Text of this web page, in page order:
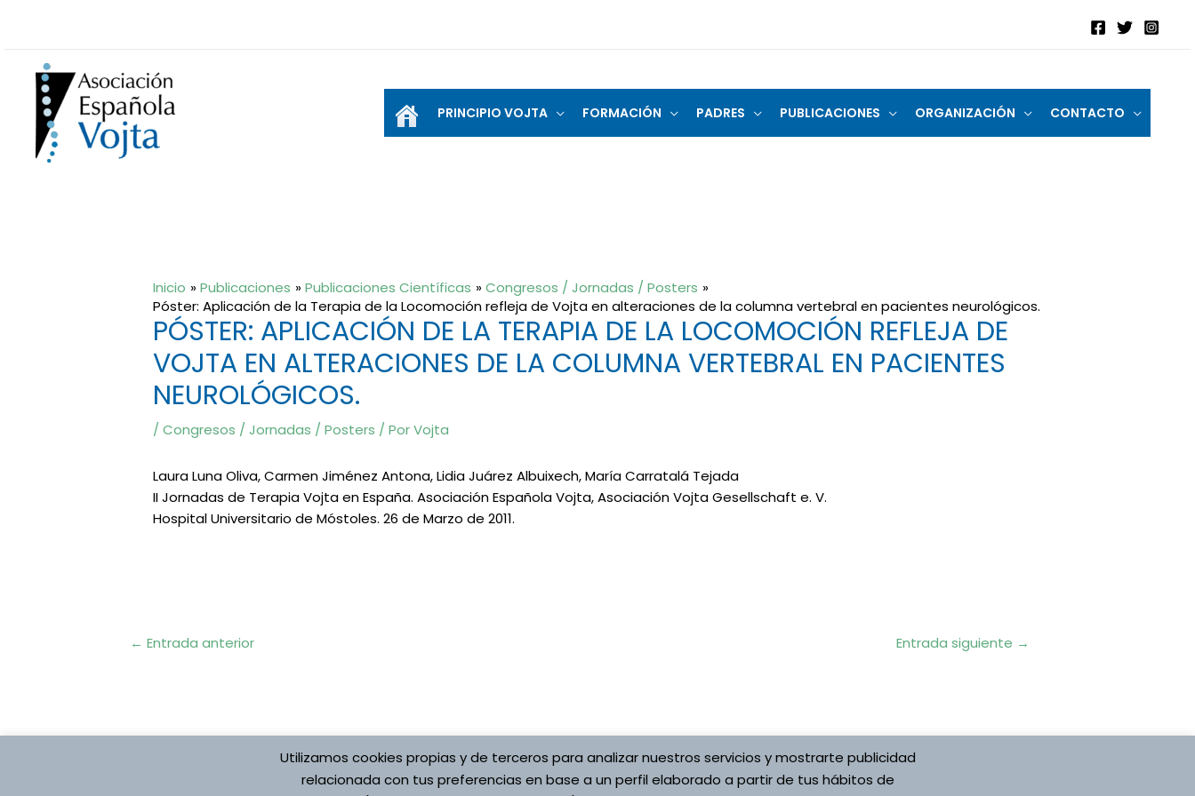
PRINCIPIO VOJTA FORMACIÓN PADRES PUBLICACIONES ORGANIZACIÓN CONTACTO
Inicio Publicaciones Publicaciones Científicas
Congresos / Jornadas / Posters
Póster: Aplicación de la Terapia de la Locomoción refleja de Vojta en alteraciones de la columna vertebral en pacientes neurológicos.
PÓSTER: APLICACIÓN DE LA TERAPIA DE LA LOCOMOCIÓN REFLEJA DE
VOJTA EN ALTERACIONES DE LA COLUMNA VERTEBRAL EN PACIENTES
NEUROLÓGICOS.
/Congresos / Jornadas / Posters / PorVojta
Laura Luna Oliva, Carmen Jiménez Antona, Lidia Juárez Albuixech, María Carratalá Tejada
II Jornadas de Terapia Vojta en España. Asociación Española Vojta, Asociación Vojta Gesellschaft e. V.
Hospital Universitario de Móstoles. 26 de Marzo de 2011.
Navegación
← Entrada anterior Entrada siguiente →
Aviso Legal
Política de cookies
Registro de Actividades
Copyright © 2026 Asociación Española
Vojta
Desarrollado por Asociación Española
Utilizamos cookies propias y de terceros para analizar nuestros servicios y mostrarte publicidad
relacionada con tus preferencias en base a un perfil elaborado a partir de tus hábitos de